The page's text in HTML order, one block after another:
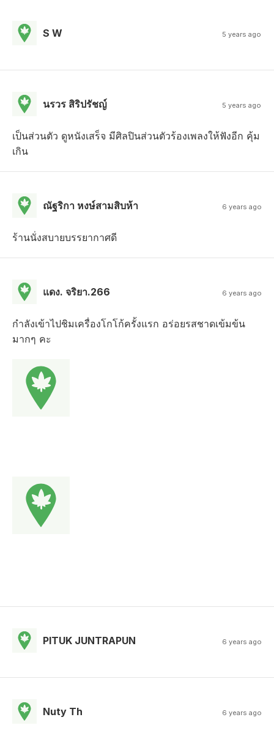
S W 5 years ago
นรวร สิริปรัชญ์ 5 years ago
เป็นส่วนตัว ดูหนังเสร็จ มีศิลปินส่วนตัวร้องเพลงให้ฟังอีก คุ้ม
เกิน
ณัฐริกา หงษ์สามสิบห้า 6 years ago
ร้านนั่งสบายบรรยากาศ​ดี
แดง. จริยา.266 6 years ago
กำลังเข้าไปชิมเครื่องโกโก้ครั้งแรก อร่อยรสชาดเข้มข้น
มากๆ คะ
PITUK JUNTRAPUN 6 years ago
Nuty Th 6 years ago